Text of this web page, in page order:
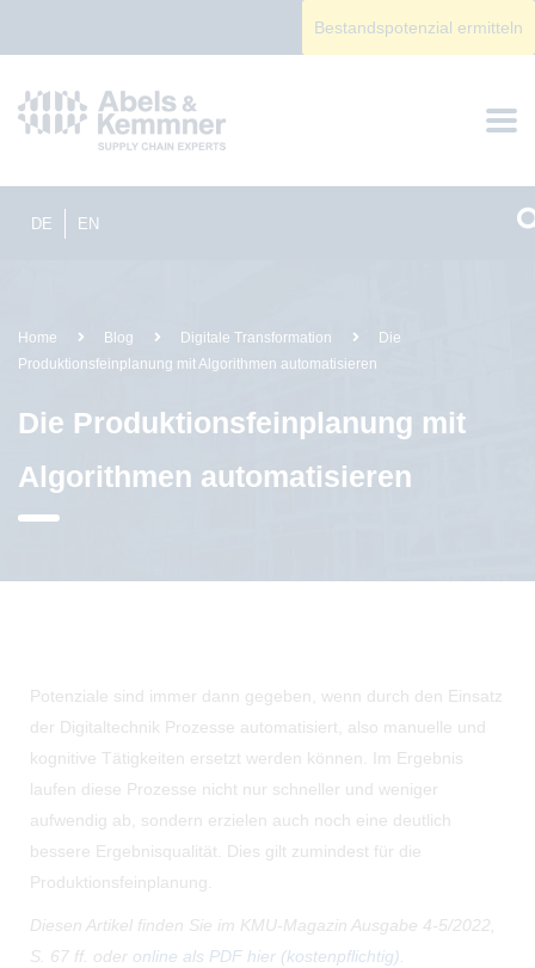
DE EN
Bestandspotenzial ermitteln
Home Blog Digitale Transformation
Die
Produktionsfeinplanung mit Algorithmen automatisieren
Die Produktionsfeinplanung mit
Algorithmen automatisieren
Potenziale sind immer dann gegeben, wenn durch den Einsatz
der Digitaltechnik Prozesse automatisiert, also manuelle und
kognitive Tätigkeiten ersetzt werden können. Im Ergebnis
laufen diese Prozesse nicht nur schneller und weniger
aufwendig ab, sondern erzielen auch noch eine deutlich
bessere Ergebnisqualität. Dies gilt zumindest für die
Produktionsfeinplanung.
Diesen Artikel finden Sie im KMU-Magazin Ausgabe 4-5/2022,
S. 67 ff. oder online als PDF hier (kostenpflichtig).